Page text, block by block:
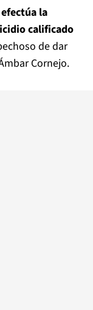
la
calificado
de dar
Cornejo.